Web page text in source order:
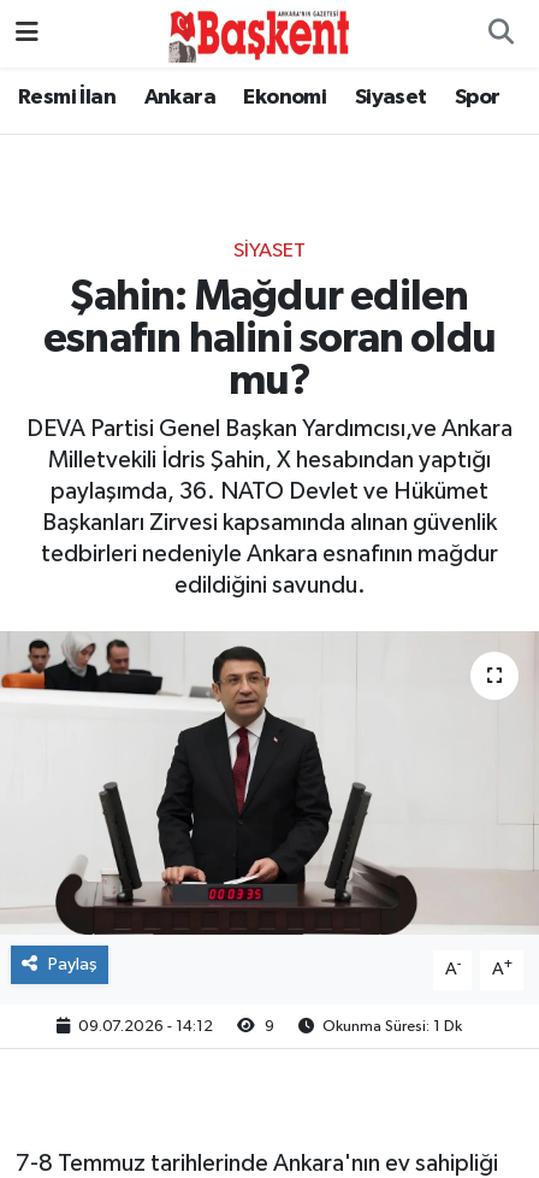
Resmi İlan Ankara Ekonomi Siyaset Spor
SIYASET
Şahin: Mağdur edilen
esnafın halini soran oldu
mu?
DEVA Partisi Genel Başkan Yardımcısı,ve Ankara
Milletvekili İdris Şahin, X hesabından yaptığı
paylaşımda, 36. NATO Devlet ve Hükümet
Başkanları Zirvesi kapsamında alınan güvenlik
tedbirleri nedeniyle Ankara esnafının mağdur
edildiğini savundu.
Paylaş A- A+
09.07.2026 - 14:12 9 Okunma Süresi: 1 Dk
7-8 Temmuz tarihlerinde Ankara'nın ev sahipliği